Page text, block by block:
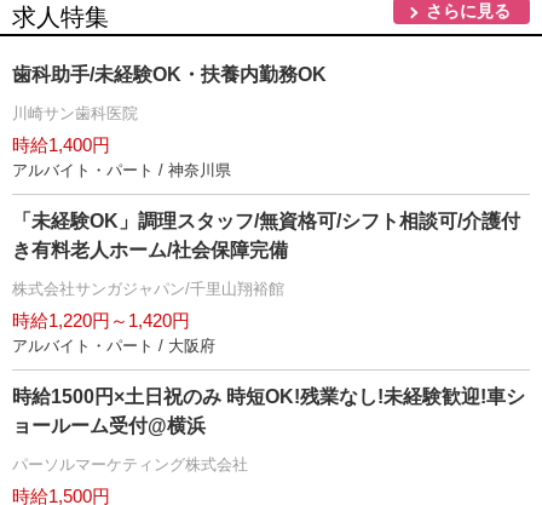
求人特集 さらに見る
歯科助手/未経験OK・扶養内勤務OK
川崎サン歯科医院
時給1,400円
アルバイト・パート / 神奈川県
「未経験OK」調理スタッフ/無資格可/シフト相談可/介護付
き有料老人ホーム/社会保障完備
株式会社サンガジャパン/千里山翔裕館
時給1,220円～1,420円
アルバイト・パート / 大阪府
時給1500円×土日祝のみ 時短OK!残業なし!未経験歓迎!車シ
ョールーム受付@横浜
パーソルマーケティング株式会社
時給1,500円